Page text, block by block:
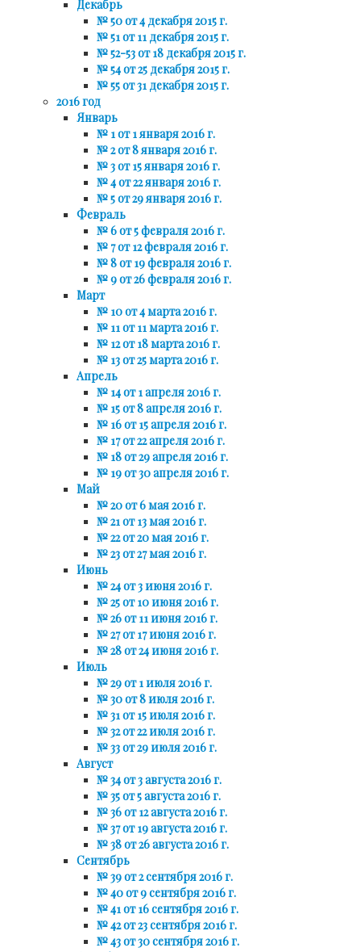
Декабрь
№ 50 от 4 декабря 2015 г.
№ 51 от 11 декабря 2015 г.
№ 52-53 от 18 декабря 2015 г.
№ 54 от 25 декабря 2015 г.
№ 55 от 31 декабря 2015 г.
2016 год
Январь
№ 1 от 1 января 2016 г.
№ 2 от 8 января 2016 г.
№ 3 от 15 января 2016 г.
№ 4 от 22 января 2016 г.
№ 5 от 29 января 2016 г.
Февраль
№ 6 от 5 февраля 2016 г.
№ 7 от 12 февраля 2016 г.
№ 8 от 19 февраля 2016 г.
№ 9 от 26 февраля 2016 г.
Март
№ 10 от 4 марта 2016 г.
№ 11 от 11 марта 2016 г.
№ 12 от 18 марта 2016 г.
№ 13 от 25 марта 2016 г.
Апрель
№ 14 от 1 апреля 2016 г.
№ 15 от 8 апреля 2016 г.
№ 16 от 15 апреля 2016 г.
№ 17 от 22 апреля 2016 г.
№ 18 от 29 апреля 2016 г.
№ 19 от 30 апреля 2016 г.
Май
№ 20 от 6 мая 2016 г.
№ 21 от 13 мая 2016 г.
№ 22 от 20 мая 2016 г.
№ 23 от 27 мая 2016 г.
Июнь
№ 24 от 3 июня 2016 г.
№ 25 от 10 июня 2016 г.
№ 26 от 11 июня 2016 г.
№ 27 от 17 июня 2016 г.
№ 28 от 24 июня 2016 г.
Июль
№ 29 от 1 июля 2016 г.
№ 30 от 8 июля 2016 г.
№ 31 от 15 июля 2016 г.
№ 32 от 22 июля 2016 г.
№ 33 от 29 июля 2016 г.
Август
№ 34 от 3 августа 2016 г.
№ 35 от 5 августа 2016 г.
№ 36 от 12 августа 2016 г.
№ 37 от 19 августа 2016 г.
№ 38 от 26 августа 2016 г.
Сентябрь
№ 39 от 2 сентября 2016 г.
№ 40 от 9 сентября 2016 г.
№ 41 от 16 сентября 2016 г.
№ 42 от 23 сентября 2016 г.
№ 43 от 30 сентября 2016 г.